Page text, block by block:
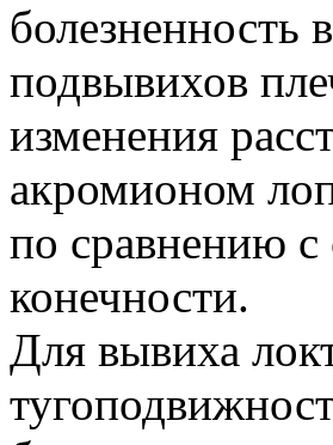
болезненность
подвывихов
изменения
акромионом
по сравнению с
конечности.
Для вывиха